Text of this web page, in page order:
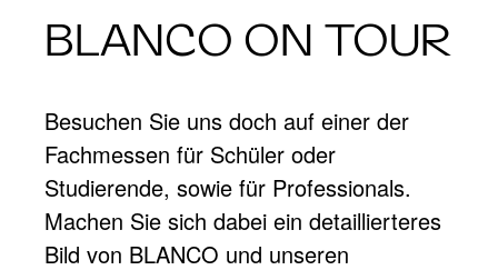
BLANCO ON TOUR
Besuchen Sie uns doch auf einer der
Fachmessen für Schüler oder
Studierende, sowie für Professionals.
Machen Sie sich dabei ein detaillierteres
Bild von BLANCO und unseren